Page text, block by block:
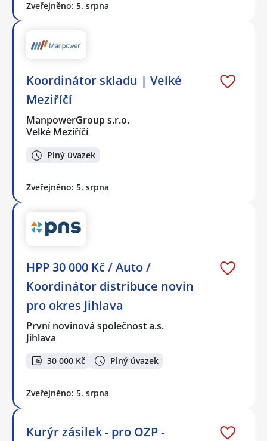
Zveřejněno: 5. srpna
Koordinátor skladu | Velké
Meziříčí
ManpowerGroup s.r.o.
Velké Meziříčí
Plný úvazek
Zveřejněno: 5. srpna
HPP 30 000 Kč / Auto /
Koordinátor distribuce novin
pro okres Jihlava
První novinová společnost a.s.
Jihlava
30 000 Kč Plný úvazek
Zveřejněno: 5. srpna
Kurýr zásilek - pro OZP -